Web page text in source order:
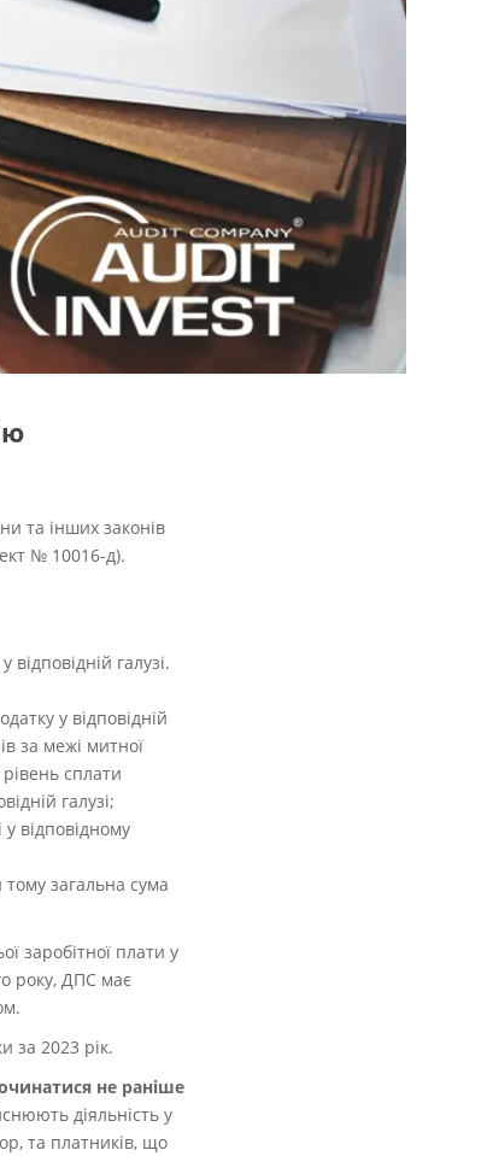
та інших законів
№ 10016-д).
галузі.
у відповідній
за межі митної
сплати
галузі;
відповідному
загальна сума
заробітної плати у
року, ДПС має
за 2023 рік.
не раніше
діяльність у
та платників, що